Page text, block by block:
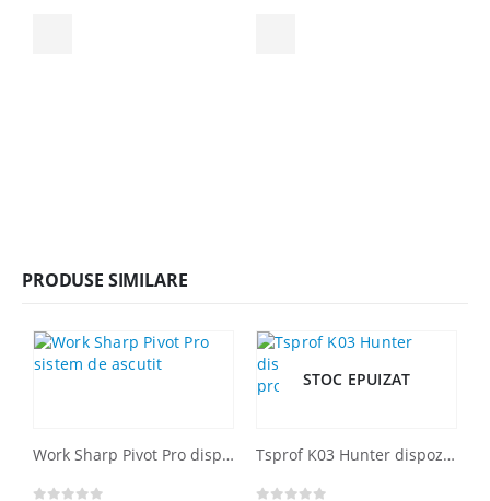
PRODUSE SIMILARE
Work Sharp Pivot Pro dispozitiv de ascutit
STOC EPUIZAT
Tsprof K03 Hunter dispozitiv de ascutit profesional